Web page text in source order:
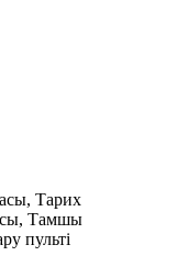
Тарих
Тамшы
пульті